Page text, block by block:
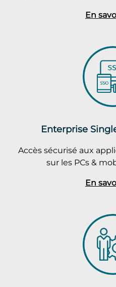
En
Enterprise
Accès sécurisé aux
sur les PCs &
En